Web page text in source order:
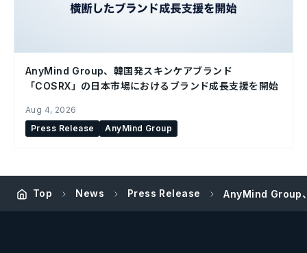
AnyMind Group、韓国発スキンケアブランド
「COSRX」の日本市場におけるブランド成長支援を開始
Aug 4, 2026
Press Release
AnyMind Group
Top News Press Release AnyMind Group